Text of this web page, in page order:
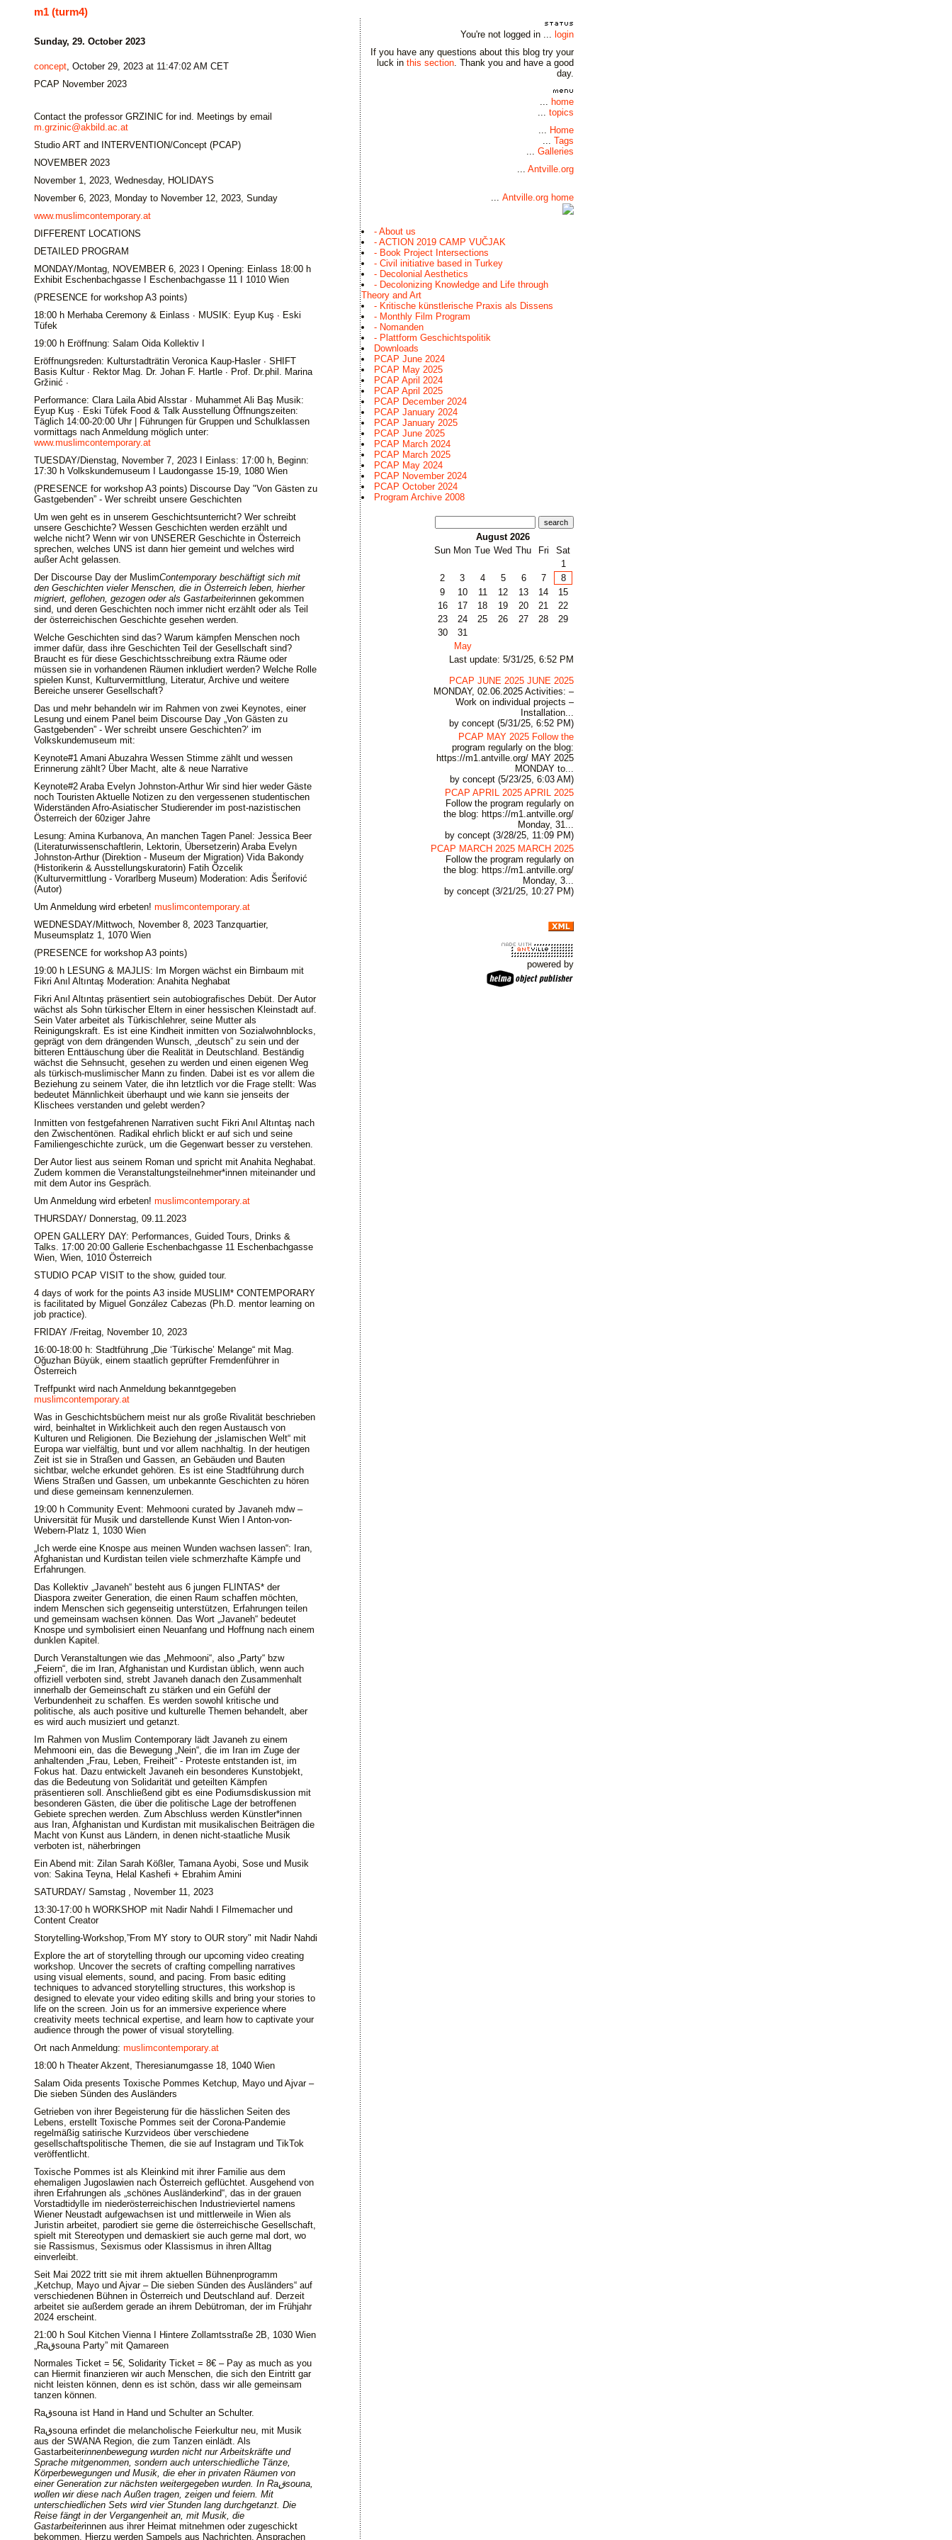
m1 (turm4)
Sunday, 29. October 2023
concept, October 29, 2023 at 11:47:02 AM CET
PCAP November 2023
Contact the professor GRZINIC for ind. Meetings by email
m.grzinic@akbild.ac.at
Studio ART and INTERVENTION/Concept (PCAP)
NOVEMBER 2023
November 1, 2023, Wednesday, HOLIDAYS
November 6, 2023, Monday to November 12, 2023, Sunday
www.muslimcontemporary.at
DIFFERENT LOCATIONS
DETAILED PROGRAM
MONDAY/Montag, NOVEMBER 6, 2023 I Opening: Einlass 18:00 h
Exhibit Eschenbachgasse I Eschenbachgasse 11 I 1010 Wien
(PRESENCE for workshop A3 points)
18:00 h Merhaba Ceremony & Einlass ∙ MUSIK: Eyup Kuş ∙ Eski
Tüfek
19:00 h Eröffnung: Salam Oida Kollektiv I
Eröffnungsreden: Kulturstadträtin Veronica Kaup-Hasler ∙ SHIFT
Basis Kultur ∙ Rektor Mag. Dr. Johan F. Hartle ∙ Prof. Dr.phil. Marina
Gržinić ∙
Performance: Clara Laila Abid Alsstar ∙ Muhammet Ali Baş Musik:
Eyup Kuş ∙ Eski Tüfek Food & Talk Ausstellung Öffnungszeiten:
Täglich 14:00-20:00 Uhr | Führungen für Gruppen und Schulklassen
vormittags nach Anmeldung möglich unter:
www.muslimcontemporary.at
TUESDAY/Dienstag, November 7, 2023 I Einlass: 17:00 h, Beginn:
17:30 h Volkskundemuseum I Laudongasse 15-19, 1080 Wien
(PRESENCE for workshop A3 points) Discourse Day "Von Gästen zu
Gastgebenden” - Wer schreibt unsere Geschichten
Um wen geht es in unserem Geschichtsunterricht? Wer schreibt
unsere Geschichte? Wessen Geschichten werden erzählt und
welche nicht? Wenn wir von UNSERER Geschichte in Österreich
sprechen, welches UNS ist dann hier gemeint und welches wird
außer Acht gelassen.
Der Discourse Day der MuslimContemporary beschäftigt sich mit
den Geschichten vieler Menschen, die in Österreich leben, hierher
migriert, geflohen, gezogen oder als Gastarbeiterinnen gekommen
sind, und deren Geschichten noch immer nicht erzählt oder als Teil
der österreichischen Geschichte gesehen werden.
Welche Geschichten sind das? Warum kämpfen Menschen noch
immer dafür, dass ihre Geschichten Teil der Gesellschaft sind?
Braucht es für diese Geschichtsschreibung extra Räume oder
müssen sie in vorhandenen Räumen inkludiert werden? Welche Rolle
spielen Kunst, Kulturvermittlung, Literatur, Archive und weitere
Bereiche unserer Gesellschaft?
Das und mehr behandeln wir im Rahmen von zwei Keynotes, einer
Lesung und einem Panel beim Discourse Day „Von Gästen zu
Gastgebenden” - Wer schreibt unsere Geschichten?’ im
Volkskundemuseum mit:
Keynote#1 Amani Abuzahra Wessen Stimme zählt und wessen
Erinnerung zählt? Über Macht, alte & neue Narrative
Keynote#2 Araba Evelyn Johnston-Arthur Wir sind hier weder Gäste
noch Touristen Aktuelle Notizen zu den vergessenen studentischen
Widerständen Afro-Asiatischer Studierender im post-nazistischen
Österreich der 60ziger Jahre
Lesung: Amina Kurbanova, An manchen Tagen Panel: Jessica Beer
(Literaturwissenschaftlerin, Lektorin, Übersetzerin) Araba Evelyn
Johnston-Arthur (Direktion - Museum der Migration) Vida Bakondy
(Historikerin & Ausstellungskuratorin) Fatih Özcelik
(Kulturvermittlung - Vorarlberg Museum) Moderation: Adis Šerifović
(Autor)
Um Anmeldung wird erbeten! muslimcontemporary.at
WEDNESDAY/Mittwoch, November 8, 2023 Tanzquartier,
Museumsplatz 1, 1070 Wien
(PRESENCE for workshop A3 points)
19:00 h LESUNG & MAJLIS: Im Morgen wächst ein Birnbaum mit
Fikri Anıl Altıntaş Moderation: Anahita Neghabat
Fikri Anıl Altıntaş präsentiert sein autobiografisches Debüt. Der Autor
wächst als Sohn türkischer Eltern in einer hessischen Kleinstadt auf.
Sein Vater arbeitet als Türkischlehrer, seine Mutter als
Reinigungskraft. Es ist eine Kindheit inmitten von Sozialwohnblocks,
geprägt von dem drängenden Wunsch, „deutsch” zu sein und der
bitteren Enttäuschung über die Realität in Deutschland. Beständig
wächst die Sehnsucht, gesehen zu werden und einen eigenen Weg
als türkisch-muslimischer Mann zu finden. Dabei ist es vor allem die
Beziehung zu seinem Vater, die ihn letztlich vor die Frage stellt: Was
bedeutet Männlichkeit überhaupt und wie kann sie jenseits der
Klischees verstanden und gelebt werden?
Inmitten von festgefahrenen Narrativen sucht Fikri Anıl Altıntaş nach
den Zwischentönen. Radikal ehrlich blickt er auf sich und seine
Familiengeschichte zurück, um die Gegenwart besser zu verstehen.
Der Autor liest aus seinem Roman und spricht mit Anahita Neghabat.
Zudem kommen die Veranstaltungsteilnehmer*innen miteinander und
mit dem Autor ins Gespräch.
Um Anmeldung wird erbeten! muslimcontemporary.at
THURSDAY/ Donnerstag, 09.11.2023
OPEN GALLERY DAY: Performances, Guided Tours, Drinks &
Talks. 17:00 20:00 Gallerie Eschenbachgasse 11 Eschenbachgasse
Wien, Wien, 1010 Österreich
STUDIO PCAP VISIT to the show, guided tour.
4 days of work for the points A3 inside MUSLIM* CONTEMPORARY
is facilitated by Miguel González Cabezas (Ph.D. mentor learning on
job practice).
FRIDAY /Freitag, November 10, 2023
16:00-18:00 h: Stadtführung „Die ‘Türkische’ Melange“ mit Mag.
Oğuzhan Büyük, einem staatlich geprüfter Fremdenführer in
Österreich
Treffpunkt wird nach Anmeldung bekanntgegeben
muslimcontemporary.at
Was in Geschichtsbüchern meist nur als große Rivalität beschrieben
wird, beinhaltet in Wirklichkeit auch den regen Austausch von
Kulturen und Religionen. Die Beziehung der „islamischen Welt“ mit
Europa war vielfältig, bunt und vor allem nachhaltig. In der heutigen
Zeit ist sie in Straßen und Gassen, an Gebäuden und Bauten
sichtbar, welche erkundet gehören. Es ist eine Stadtführung durch
Wiens Straßen und Gassen, um unbekannte Geschichten zu hören
und diese gemeinsam kennenzulernen.
19:00 h Community Event: Mehmooni curated by Javaneh mdw –
Universität für Musik und darstellende Kunst Wien I Anton-von-
Webern-Platz 1, 1030 Wien
„Ich werde eine Knospe aus meinen Wunden wachsen lassen“: Iran,
Afghanistan und Kurdistan teilen viele schmerzhafte Kämpfe und
Erfahrungen.
Das Kollektiv „Javaneh“ besteht aus 6 jungen FLINTAS* der
Diaspora zweiter Generation, die einen Raum schaffen möchten,
indem Menschen sich gegenseitig unterstützen, Erfahrungen teilen
und gemeinsam wachsen können. Das Wort „Javaneh“ bedeutet
Knospe und symbolisiert einen Neuanfang und Hoffnung nach einem
dunklen Kapitel.
Durch Veranstaltungen wie das „Mehmooni“, also „Party“ bzw
„Feiern“, die im Iran, Afghanistan und Kurdistan üblich, wenn auch
offiziell verboten sind, strebt Javaneh danach den Zusammenhalt
innerhalb der Gemeinschaft zu stärken und ein Gefühl der
Verbundenheit zu schaffen. Es werden sowohl kritische und
politische, als auch positive und kulturelle Themen behandelt, aber
es wird auch musiziert und getanzt.
Im Rahmen von Muslim Contemporary lädt Javaneh zu einem
Mehmooni ein, das die Bewegung „Nein“, die im Iran im Zuge der
anhaltenden „Frau, Leben, Freiheit“ - Proteste entstanden ist, im
Fokus hat. Dazu entwickelt Javaneh ein besonderes Kunstobjekt,
das die Bedeutung von Solidarität und geteilten Kämpfen
präsentieren soll. Anschließend gibt es eine Podiumsdiskussion mit
besonderen Gästen, die über die politische Lage der betroffenen
Gebiete sprechen werden. Zum Abschluss werden Künstler*innen
aus Iran, Afghanistan und Kurdistan mit musikalischen Beiträgen die
Macht von Kunst aus Ländern, in denen nicht-staatliche Musik
verboten ist, näherbringen
Ein Abend mit: Zilan Sarah Kößler, Tamana Ayobi, Sose und Musik
von: Sakina Teyna, Helal Kashefi + Ebrahim Amini
SATURDAY/ Samstag , November 11, 2023
13:30-17:00 h WORKSHOP mit Nadir Nahdi I Filmemacher und
Content Creator
Storytelling-Workshop,”From MY story to OUR story" mit Nadir Nahdi
Explore the art of storytelling through our upcoming video creating
workshop. Uncover the secrets of crafting compelling narratives
using visual elements, sound, and pacing. From basic editing
techniques to advanced storytelling structures, this workshop is
designed to elevate your video editing skills and bring your stories to
life on the screen. Join us for an immersive experience where
creativity meets technical expertise, and learn how to captivate your
audience through the power of visual storytelling.
Ort nach Anmeldung: muslimcontemporary.at
18:00 h Theater Akzent, Theresianumgasse 18, 1040 Wien
Salam Oida presents Toxische Pommes Ketchup, Mayo und Ajvar –
Die sieben Sünden des Ausländers
Getrieben von ihrer Begeisterung für die hässlichen Seiten des
Lebens, erstellt Toxische Pommes seit der Corona-Pandemie
regelmäßig satirische Kurzvideos über verschiedene
gesellschaftspolitische Themen, die sie auf Instagram und TikTok
veröffentlicht.
Toxische Pommes ist als Kleinkind mit ihrer Familie aus dem
ehemaligen Jugoslawien nach Österreich geflüchtet. Ausgehend von
ihren Erfahrungen als „schönes Ausländerkind“, das in der grauen
Vorstadtidylle im niederösterreichischen Industrieviertel namens
Wiener Neustadt aufgewachsen ist und mittlerweile in Wien als
Juristin arbeitet, parodiert sie gerne die österreichische Gesellschaft,
spielt mit Stereotypen und demaskiert sie auch gerne mal dort, wo
sie Rassismus, Sexismus oder Klassismus in ihren Alltag
einverleibt.
Seit Mai 2022 tritt sie mit ihrem aktuellen Bühnenprogramm
„Ketchup, Mayo und Ajvar – Die sieben Sünden des Ausländers“ auf
verschiedenen Bühnen in Österreich und Deutschland auf. Derzeit
arbeitet sie außerdem gerade an ihrem Debütroman, der im Frühjahr
2024 erscheint.
21:00 h Soul Kitchen Vienna I Hintere Zollamtsstraße 2B, 1030 Wien
„Raقsouna Party” mit Qamareen
Normales Ticket = 5€, Solidarity Ticket = 8€ – Pay as much as you
can Hiermit finanzieren wir auch Menschen, die sich den Eintritt gar
nicht leisten können, denn es ist schön, dass wir alle gemeinsam
tanzen können.
Raقsouna ist Hand in Hand und Schulter an Schulter.
Raقsouna erfindet die melancholische Feierkultur neu, mit Musik
aus der SWANA Region, die zum Tanzen einlädt. Als
Gastarbeiterinnenbewegung wurden nicht nur Arbeitskräfte und
Sprache mitgenommen, sondern auch unterschiedliche Tänze,
Körperbewegungen und Musik, die eher in privaten Räumen von
einer Generation zur nächsten weitergegeben wurden. In Raقsouna,
wollen wir diese nach Außen tragen, zeigen und feiern. Mit
unterschiedlichen Sets wird vier Stunden lang durchgetanzt. Die
Reise fängt in der Vergangenheit an, mit Musik, die
Gastarbeiterinnen aus ihrer Heimat mitnehmen oder zugeschickt
bekommen. Hierzu werden Sampels aus Nachrichten, Ansprachen
You're not logged in ... login
If you have any questions about this blog try your
luck in this section. Thank you and have a good
day.
... home
... topics
... Home
... Tags
... Galleries
... Antville.org
... Antville.org home
- About us
- ACTION 2019 CAMP VUČJAK
- Book Project Intersections
- Civil initiative based in Turkey
- Decolonial Aesthetics
- Decolonizing Knowledge and Life through
Theory and Art
- Kritische künstlerische Praxis als Dissens
- Monthly Film Program
- Nomanden
- Plattform Geschichtspolitik
Downloads
PCAP June 2024
PCAP May 2025
PCAP April 2024
PCAP April 2025
PCAP December 2024
PCAP January 2024
PCAP January 2025
PCAP June 2025
PCAP March 2024
PCAP March 2025
PCAP May 2024
PCAP November 2024
PCAP October 2024
Program Archive 2008
search
August 2026
Sun Mon Tue Wed Thu Fri
Sat
1
2
3 4 5 6 7
8
9
10 11 12 13 14
15
16
17 18 19 20 21
22
23
24 25 26 27 28
29
30
31
May
Last update: 5/31/25, 6:52 PM
PCAP JUNE 2025 JUNE 2025
MONDAY, 02.06.2025 Activities: –
Work on individual projects –
Installation...
by concept (5/31/25, 6:52 PM)
PCAP MAY 2025 Follow the
program regularly on the blog:
https://m1.antville.org/ MAY 2025
MONDAY to...
by concept (5/23/25, 6:03 AM)
PCAP APRIL 2025 APRIL 2025
Follow the program regularly on
the blog: https://m1.antville.org/
Monday, 31...
by concept (3/28/25, 11:09 PM)
PCAP MARCH 2025 MARCH 2025
Follow the program regularly on
the blog: https://m1.antville.org/
Monday, 3...
by concept (3/21/25, 10:27 PM)
powered by